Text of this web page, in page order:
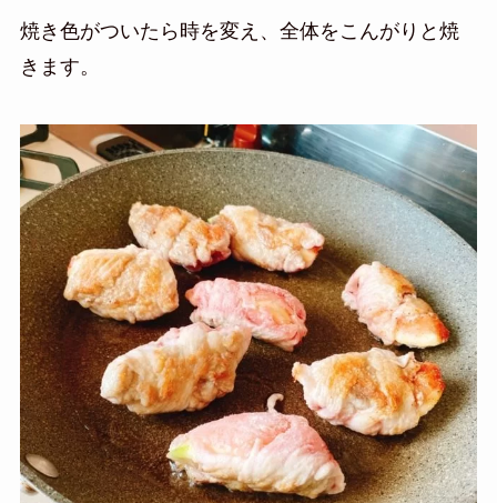
焼き色がついたら時を変え、全体をこんがりと焼
きます。